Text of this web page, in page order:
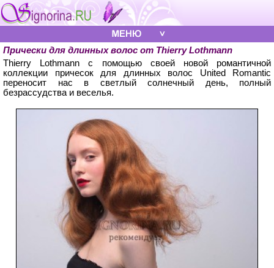
Прически для длинных волос от Thierry Lothmann
Thierry Lothmann с помощью своей новой романтичной
коллекции причесок для длинных волос United Romantic
переносит нас в светлый солнечный день, полный
безрассудства и веселья.